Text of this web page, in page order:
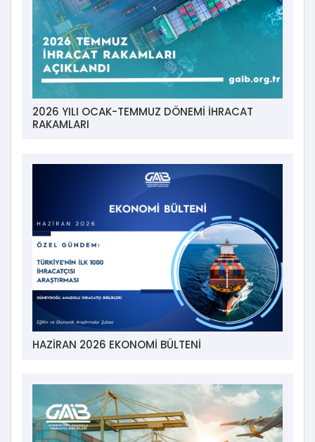
2026 YILI OCAK-TEMMUZ DÖNEMİ İHRACAT
RAKAMLARI
HAZİRAN 2026 EKONOMİ BÜLTENİ